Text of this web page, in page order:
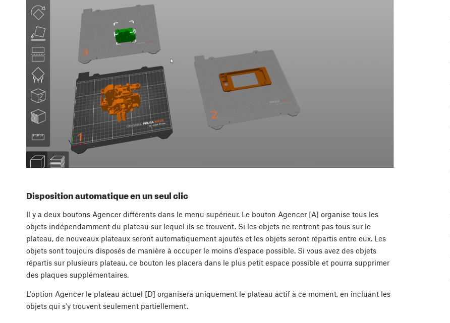
Disposition automatique en un seul clic
Il y a deux boutons Agencer différents dans le menu supérieur. Le bouton Agencer [A] organise tous les
objets indépendamment du plateau sur lequel ils se trouvent. Si les objets ne rentrent pas tous sur le
plateau, de nouveaux plateaux seront automatiquement ajoutés et les objets seront répartis entre eux. Les
objets sont toujours disposés de manière à occuper le moins d’espace possible. Si vous avez des objets
répartis sur plusieurs plateau, ce bouton les placera dans le plus petit espace possible et pourra supprimer
des plaques supplémentaires.
L'option Agencer le plateau actuel [D] organisera uniquement le plateau actif à ce moment, en incluant les
objets qui s'y trouvent seulement partiellement.